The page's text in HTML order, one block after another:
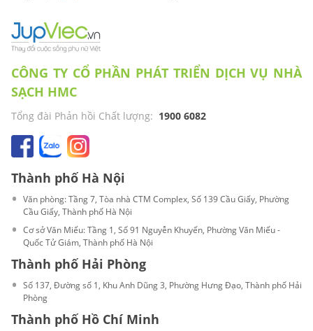
CÔNG TY CỔ PHẦN PHÁT TRIỂN DỊCH VỤ NHÀ
SẠCH HMC
Tổng đài Phản hồi Chất lượng: 1900 6082
Thành phố Hà Nội
Văn phòng: Tầng 7, Tòa nhà CTM Complex, Số 139 Cầu Giấy, Phường
Cầu Giấy, Thành phố Hà Nội
Cơ sở Văn Miếu: Tầng 1, Số 91 Nguyễn Khuyến, Phường Văn Miếu -
Quốc Tử Giám, Thành phố Hà Nội
Thành phố Hải Phòng
Số 137, Đường số 1, Khu Anh Dũng 3, Phường Hưng Đạo, Thành phố Hải
Phòng
Thành phố Hồ Chí Minh